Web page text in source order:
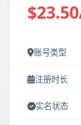
账号类型
注册时长
实名状态